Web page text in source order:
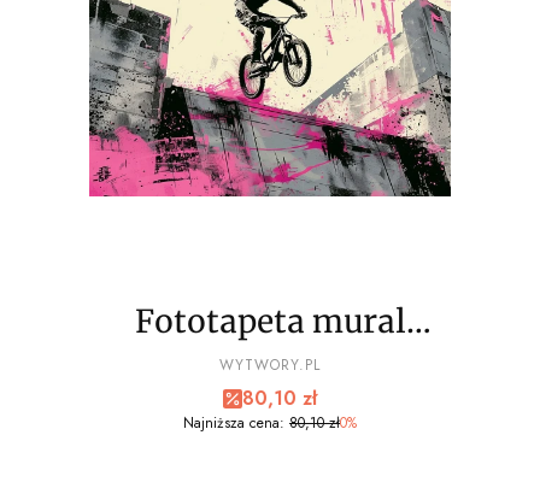
Fototapeta mural
EXTREME sport, bmx
wz4- NA WYMIAR
PRODUCENT
WYTWORY.PL
Cena promocyjna
80,10 zł
Najniższa cena: 80,10 zł0%